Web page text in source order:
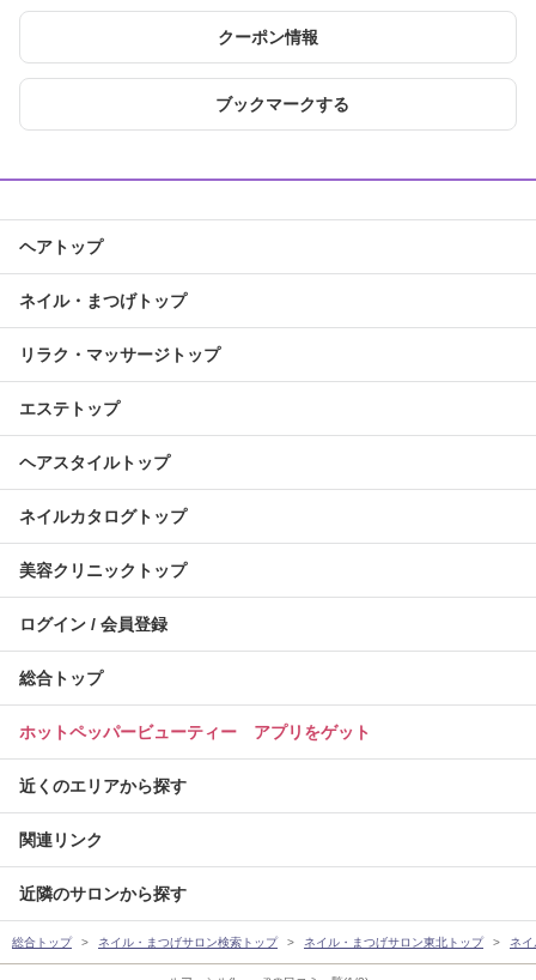
クーポン情報
ブックマークする
ヘアトップ
ネイル・まつげトップ
リラク・マッサージトップ
エステトップ
ヘアスタイルトップ
ネイルカタログトップ
美容クリニックトップ
ログイン / 会員登録
総合トップ
ホットペッパービューティー アプリをゲット
近くのエリアから探す
関連リンク
近隣のサロンから探す
総合トップ ネイル・まつげサロン検索トップ ネイル・まつげサロン東北トップ ネ